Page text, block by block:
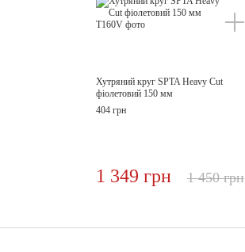
Хутряний круг SPTA Heavy Cut
фіолетовий 150 мм
404 грн
1 349 грн 1 450 грн